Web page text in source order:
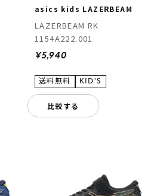
asics kids LAZERBEAM
LAZERBEAM RK
1154A222.001
¥5,940
比較する